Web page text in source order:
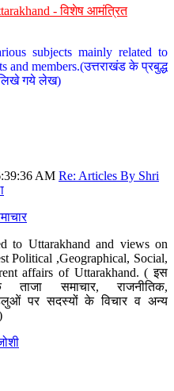
- विशेष आमंत्रित
subjects mainly related to
and members.(उत्तराखंड के प्रबुद्ध
लिखे गये लेख)
AM Re: Articles By Shri
to Uttarakhand and views on
Political ,Geographical, Social,
affairs of Uttarakhand. ( इस
समाचार, राजनीतिक,
पहलुओं पर सदस्यों के विचार व अन्य